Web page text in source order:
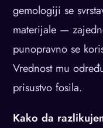
gemologiji se
materijale —
punopravno se
Vrednost mu
prisustvo fosila.
Kako da